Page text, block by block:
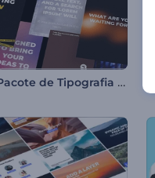
Pacote de Tipografia Dinâmica